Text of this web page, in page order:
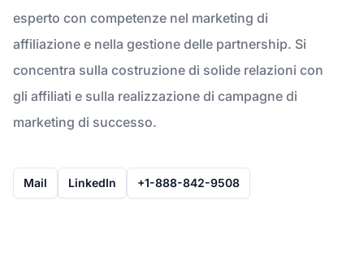
esperto con competenze nel marketing di
affiliazione e nella gestione delle partnership. Si
concentra sulla costruzione di solide relazioni con
gli affiliati e sulla realizzazione di campagne di
marketing di successo.
Mail LinkedIn +1-888-842-9508